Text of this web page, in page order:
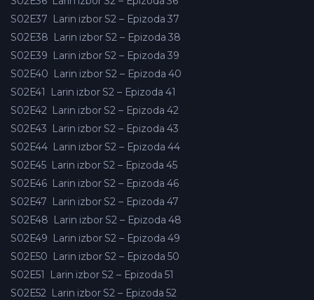
S02E37 Larin izbor S2 – Epizoda 37
S02E38 Larin izbor S2 – Epizoda 38
S02E39 Larin izbor S2 – Epizoda 39
S02E40 Larin izbor S2 – Epizoda 40
S02E41
Larin izbor S2 – Epizoda 41
S02E42 Larin izbor S2 – Epizoda 42
S02E43 Larin izbor S2 – Epizoda 43
S02E44 Larin izbor S2 – Epizoda 44
S02E45 Larin izbor S2 – Epizoda 45
S02E46 Larin izbor S2 – Epizoda 46
S02E47 Larin izbor S2 – Epizoda 47
S02E48 Larin izbor S2 – Epizoda 48
S02E49 Larin izbor S2 – Epizoda 49
S02E50 Larin izbor S2 – Epizoda 50
S02E51
Larin izbor S2 – Epizoda 51
S02E52 Larin izbor S2 – Epizoda 52